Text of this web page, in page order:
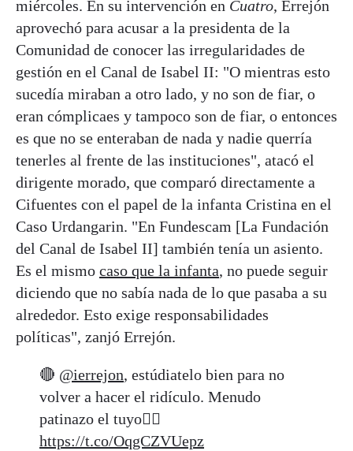
miércoles. En su intervención en Cuatro, Errejón
aprovechó para acusar a la presidenta de la
Comunidad de conocer las irregularidades de
gestión en el Canal de Isabel II: "O mientras esto
sucedía miraban a otro lado, y no son de fiar, o
eran cómplicaes y tampoco son de fiar, o entonces
es que no se enteraban de nada y nadie querría
tenerles al frente de las instituciones", atacó el
dirigente morado, que comparó directamente a
Cifuentes con el papel de la infanta Cristina en el
Caso Urdangarin. "En Fundescam [La Fundación
del Canal de Isabel II] también tenía un asiento.
Es el mismo caso que la infanta, no puede seguir
diciendo que no sabía nada de lo que pasaba a su
alrededor. Esto exige responsabilidades
políticas", zanjó Errejón.
🔴 @ierrejon, estúdiatelo bien para no
volver a hacer el ridículo. Menudo
patinazo el tuyo👇🏼
https://t.co/OqgCZVUepz